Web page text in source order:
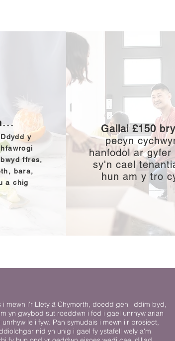
y
ffres,
bara,
a chig
Gallai £150
pecyn
hanfodol ar gyfer
sy'n cael
hun am y tro
i mewn i'r Llety â Chymorth, doedd gen i ddim byd,
yn gwybod sut roeddwn i fod i gael unrhyw arian
le i fyw. Pan symudais i mewn i'r prosiect,
nid yn unig i gael fy ystafell wely a'm